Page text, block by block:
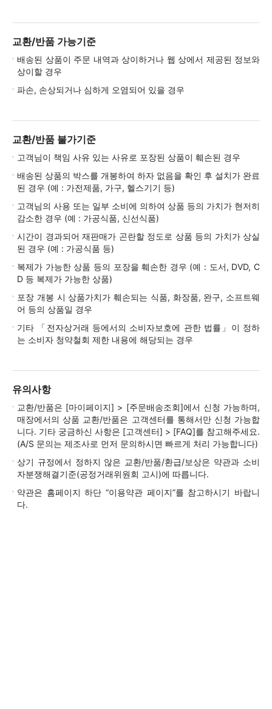
교환/반품 가능기준
배송된 상품이 주문 내역과 상이하거나 웹 상에서 제공된 정보와
상이할 경우
파손, 손상되거나 심하게 오염되어 있을 경우
교환/반품 불가기준
고객님이 책임 사유 있는 사유로 포장된 상품이 훼손된 경우
배송된 상품의 박스를 개봉하여 하자 없음을 확인 후 설치가 완료
된 경우 (예 : 가전제품, 가구, 헬스기기 등)
고객님의 사용 또는 일부 소비에 의하여 상품 등의 가치가 현저히
감소한 경우 (예 : 가공식품, 신선식품)
시간이 경과되어 재판매가 곤란할 정도로 상품 등의 가치가 상실
된 경우 (예 : 가공식품 등)
복제가 가능한 상품 등의 포장을 훼손한 경우 (예 : 도서, DVD, C
D 등 복제가 가능한 상품)
포장 개봉 시 상품가치가 훼손되는 식품, 화장품, 완구, 소프트웨
어 등의 상품일 경우
기타 「전자상거래 등에서의 소비자보호에 관한 법률」이 정하
는 소비자 청약철회 제한 내용에 해당되는 경우
유의사항
교환/반품은 [마이페이지] > [주문배송조회]에서 신청 가능하며,
매장에서의 상품 교환/반품은 고객센터를 통해서만 신청 가능합
니다. 기타 궁금하신 사항은 [고객센터] > [FAQ]를 참고해주세요.
(A/S 문의는 제조사로 먼저 문의하시면 빠르게 처리 가능합니다)
상기 규정에서 정하지 않은 교환/반품/환급/보상은 약관과 소비
자분쟁해결기준(공정거래위원회 고시)에 따릅니다.
약관은 홈페이지 하단 “이용약관 페이지”를 참고하시기 바랍니
다.